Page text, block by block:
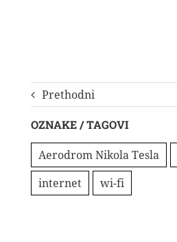
Prethodni
OZNAKE / TAGOVI
Aerodrom Nikola Tesla
internet
wi-fi